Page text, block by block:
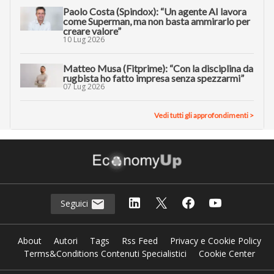
Paolo Costa (Spindox): “Un agente AI lavora
come Superman, ma non basta ammirarlo per
creare valore”
10 Lug 2026
Matteo Musa (Fitprime): “Con la disciplina da
rugbista ho fatto impresa senza spezzarmi”
07 Lug 2026
Vedi tutti gli approfondimenti >
Seguici
About Autori Tags Rss Feed
Privacy e Cookie Policy
Terms&Conditions Contenuti Specialistici
Cookie Center